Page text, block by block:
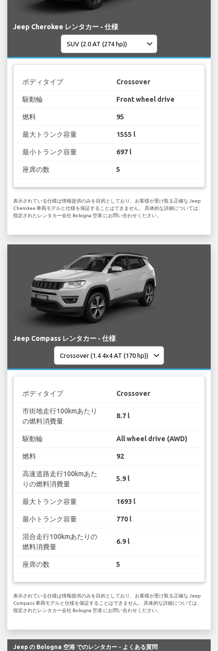
Jeep Cherokee レンタカー - 仕様
ボディタイプ Crossover
駆動輪 Front wheel drive
燃料 95
最大トランク容量 1555 l
最小トランク容量 697 l
座席の数 5
表示されている仕様は情報提供のみを目的としており、お客様が受け取る正確な Jeep
Cherokee 車両モデルと仕様を保証することはできません。 具体的な詳細については、
指定されたレンタカー会社 Bologna 空港 にお問い合わせください。
Jeep Compass レンタカー - 仕様
ボディタイプ Crossover
市街地走行100kmあたり
の燃料消費量
8.7 l
駆動輪 All wheel drive (AWD)
燃料 92
高速道路走行100kmあた
りの燃料消費量
5.9 l
最大トランク容量 1693 l
最小トランク容量 770 l
混合走行100kmあたりの
燃料消費量
6.9 l
座席の数 5
表示されている仕様は情報提供のみを目的としており、お客様が受け取る正確な Jeep
Compass 車両モデルと仕様を保証することはできません。 具体的な詳細については、
指定されたレンタカー会社 Bologna 空港 にお問い合わせください。
Jeep の Bologna 空港 でのレンタカー - よくある質問